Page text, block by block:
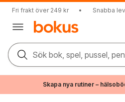
Fri frakt över 249 kr • Snabba
Sök bok, spel, pussel,
Skapa nya rutiner –